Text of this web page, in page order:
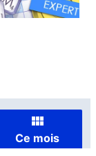
Ce mois